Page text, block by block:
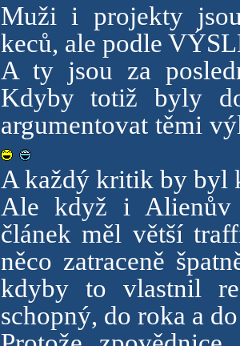
Muži i projekty
keců, ale podle
A ty jsou za
Kdyby totiž byly
argumentovat těmi
A každý kritik by byl
Ale když i Alienův
článek měl větší
něco zatraceně
kdyby to vlastnil
schopný, do roka a